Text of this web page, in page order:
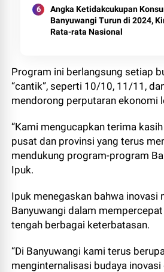
Angka Ketidakcukupan
Banyuwangi Turun di 2024,
Rata-rata Nasional
Program ini berlangsung setiap
“cantik”, seperti 10/10, 11/11,
mendorong perputaran ekonomi
“Kami mengucapkan terima
pusat dan provinsi yang terus
mendukung program-program
Ipuk.
Ipuk menegaskan bahwa inovasi
Banyuwangi dalam
tengah berbagai keterbatasan.
“Di Banyuwangi kami terus
menginternalisasi budaya